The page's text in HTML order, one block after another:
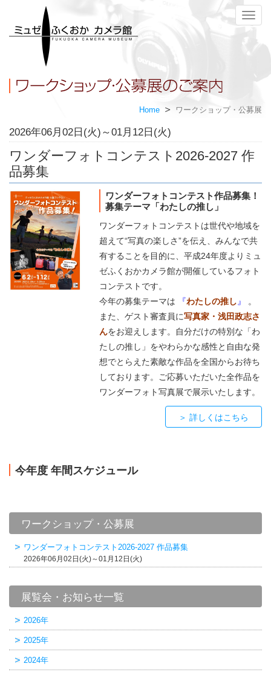
メ
ニ
Home ワークショップ・公募展
2026年06月02日(火)～01月12日(火)
ワンダーフォトコンテスト2026-2027 作
品募集
ワンダーフォトコンテスト作品募集！
募集テーマ「わたしの推し」
ワンダーフォトコンテストは世代や地域を
超えて“写真の楽しさ”を伝え、みんなで共
有することを目的に、平成24年度よりミュ
ゼふくおかカメラ館が開催しているフォト
コンテストです。
今年の募集テーマは 『わたしの推し 』
。
また、ゲスト審査員に写真家・浅田政志さ
んをお迎えします。自分だけの特別な「わ
たしの推し」をやわらかな感性と自由な発
想でとらえた素敵な作品を全国からお待ち
しております。ご応募いただいた全作品を
ワンダーフォト写真展で展示いたします。
＞ 詳しくはこちら
今年度 年間スケジュール
ワークショップ・公募展
ワンダーフォトコンテスト2026-2027 作品募集
2026年06月02日(火)～01月12日(火)
展覧会・お知らせ一覧
2026年
2025年
2024年